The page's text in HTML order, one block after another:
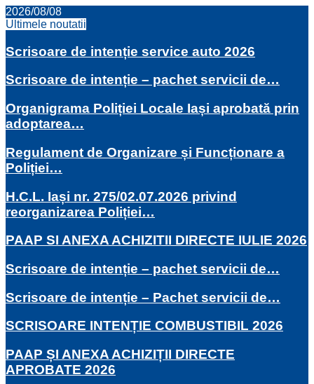
2026/08/08
Ultimele noutatii
Scrisoare de intenție service auto 2026
Scrisoare de intenție – pachet servicii de…
Organigrama Poliției Locale Iași aprobată prin
adoptarea…
Regulament de Organizare și Funcționare a
Poliției…
H.C.L. Iași nr. 275/02.07.2026 privind
reorganizarea Poliției…
PAAP SI ANEXA ACHIZITII DIRECTE IULIE 2026
Scrisoare de intenție – pachet servicii de…
Scrisoare de intenție – Pachet servicii de…
SCRISOARE INTENȚIE COMBUSTIBIL 2026
PAAP ȘI ANEXA ACHIZIȚII DIRECTE
APROBATE 2026